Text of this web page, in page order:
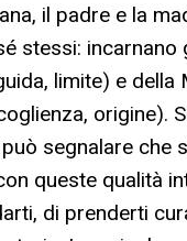
il padre e la
stessi: incarnano
limite) e della
origine).
segnalare che
queste qualità
di prenderti